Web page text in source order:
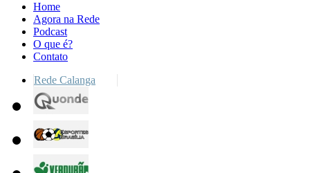
Home
Agora na Rede
Podcast
O que é?
Contato
Rede Calanga